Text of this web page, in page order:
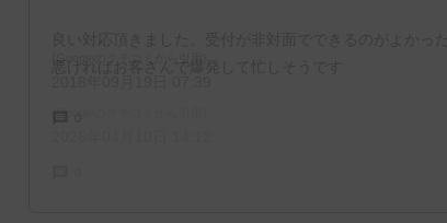
悪ければお客さんで爆発して忙しそうです
(Googleのクチコミから引用)